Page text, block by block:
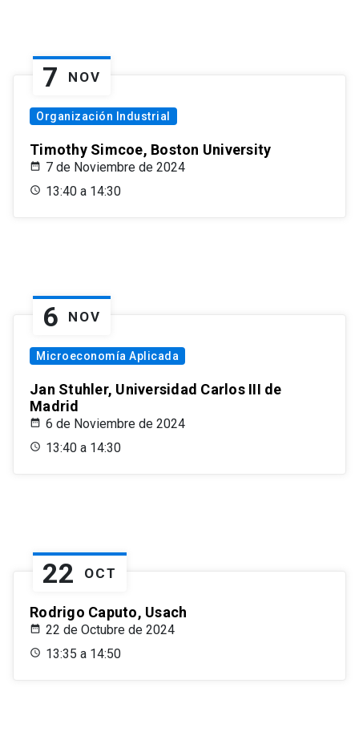
7 NOV
Organización Industrial
Timothy Simcoe, Boston University
7 de Noviembre de 2024
13:40 a 14:30
6 NOV
Microeconomía Aplicada
Jan Stuhler, Universidad Carlos III de
Madrid
6 de Noviembre de 2024
13:40 a 14:30
22 OCT
Rodrigo Caputo, Usach
22 de Octubre de 2024
13:35 a 14:50